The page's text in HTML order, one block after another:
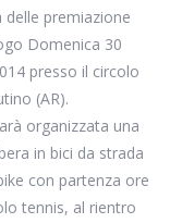
delle premiazione
Domenica 30
presso il circolo
(AR).
organizzata una
in bici da strada
con partenza ore
tennis, al rientro